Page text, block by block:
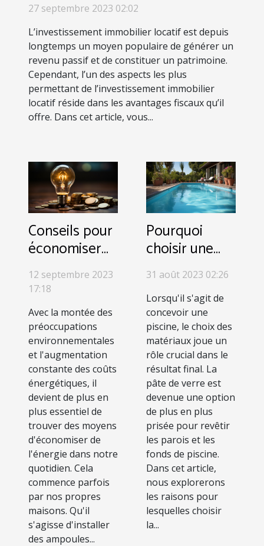
27 septembre 2023 02:02
L’investissement immobilier locatif est depuis
longtemps un moyen populaire de générer un
revenu passif et de constituer un patrimoine.
Cependant, l’un des aspects les plus
permettant de l’investissement immobilier
locatif réside dans les avantages fiscaux qu’il
offre. Dans cet article, vous...
Conseils pour
économiser
de l'énergie
dans votre
maison
12 septembre 2023
17:18
Avec la montée des
préoccupations
environnementales
et l'augmentation
constante des coûts
énergétiques, il
devient de plus en
plus essentiel de
trouver des moyens
d'économiser de
l'énergie dans notre
quotidien. Cela
commence parfois
par nos propres
maisons. Qu'il
s'agisse d'installer
des ampoules...
Pourquoi
choisir une
pâte de verre
pour sa
piscine ?
31 août 2023 02:26
Lorsqu'il s'agit de
concevoir une
piscine, le choix des
matériaux joue un
rôle crucial dans le
résultat final. La
pâte de verre est
devenue une option
de plus en plus
prisée pour revêtir
les parois et les
fonds de piscine.
Dans cet article,
nous explorerons
les raisons pour
lesquelles choisir
la...